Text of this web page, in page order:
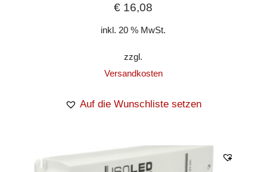
€ 16,08
inkl. 20 % MwSt.
zzgl.
Versandkosten
Auf die Wunschliste setzen